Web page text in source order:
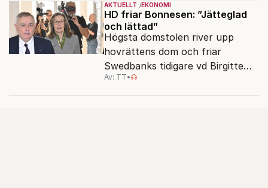
AKTUELLT EKONOMI
HD friar Bonnesen: ”Jätteglad
och lättad”
Högsta domstolen river upp
hovrättens dom och friar
Swedbanks tidigare vd Birgitte
Bonnesen från alla
Av: TT•